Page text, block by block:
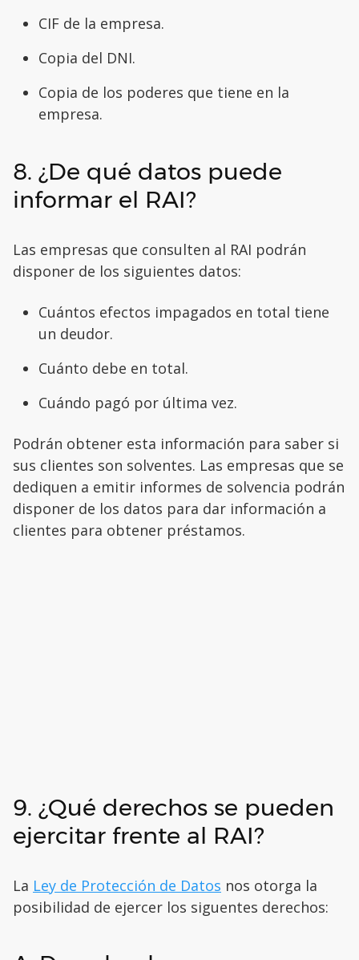
CIF de la empresa.
Copia del DNI.
Copia de los poderes que tiene en la
empresa.
8. ¿De qué datos puede
informar el RAI?
Las empresas que consulten al RAI podrán
disponer de los siguientes datos:
Cuántos efectos impagados en total tiene
un deudor.
Cuánto debe en total.
Cuándo pagó por última vez.
Podrán obtener esta información para saber si
sus clientes son solventes. Las empresas que se
dediquen a emitir informes de solvencia podrán
disponer de los datos para dar información a
clientes para obtener préstamos.
9. ¿Qué derechos se pueden
ejercitar frente al RAI?
La Ley de Protección de Datos nos otorga la
posibilidad de ejercer los siguentes derechos: